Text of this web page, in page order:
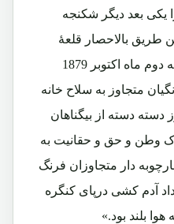
یکی بعد دیگر شکنجه
طریق بالاحصار قلعۀ
بزرگ تاریخی شهر کابل در نیمه دوم ماه اکتوبر 1879
متجاوز به سلاح خانه
دسته دسته از بیگناهان
وطن و حق و حقانیت به
دار متجاوزان فرنگ
آدم کشی درپای کنگره
بلند بود.»